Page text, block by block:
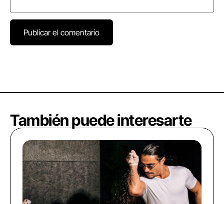
También puede interesarte